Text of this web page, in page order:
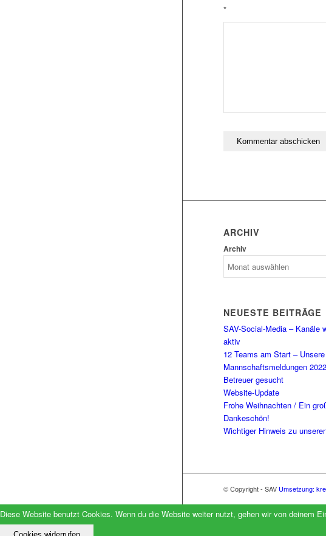
*
ARCHIV
Archiv
NEUESTE BEITRÄGE
SAV-Social-Media – Kanäle
aktiv
12 Teams am Start – Unsere
Mannschaftsmeldungen
Betreuer gesucht
Website-Update
Frohe Weihnachten / Ein
Dankeschön!
Wichtiger Hinweis zu
© Copyright - SAV Umsetzung:
Diese Website benutzt Cookies. Wenn du die Website weiter nutzt, gehen wir von deinem